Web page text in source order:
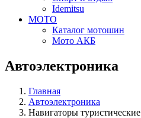
Idemitsu
МОТО
Каталог мотошин
Мото АКБ
Автоэлектроника
Главная
Автоэлектроника
Навигаторы туристические